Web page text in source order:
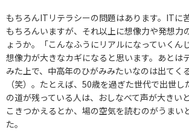
もちろんITリテラシーの問題はあります。ITに
もちろんいますが、それ以上に想像力や発想力
ょうか。「こんなふうにリアルになっていくん
想像力が大きなカギになると思います。あとは
みた上で、中高年のひがみみたいなのは出てく
（笑）。たとえば、50歳を過ぎた世代で出世
の道が残っている人は、おしなべて声が大きい
こきつかえるとか、場の空気を読むのがうまい
た。